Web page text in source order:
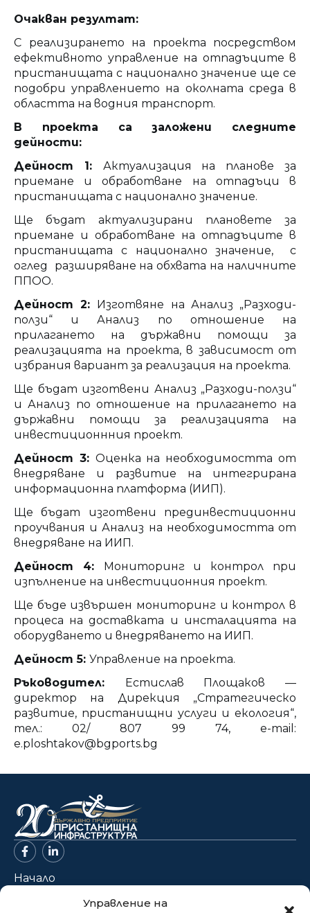
Управление на
Очакван резултат:
С реализирането на проекта посредством
ефективното управление на отпадъците в
пристанищата с национално значение ще се
подобри управлението на околната среда в
областта на водния транспорт.
В проекта са заложени следните
дейности:
Дейност 1: Актуализация на планове за
приемане и обработване на отпадъци в
пристанищата с национално значение.
Ще бъдат актуализирани плановете за
приемане и обработване на отпадъците в
пристанищата с национално значение, с
оглед разширяване на обхвата на наличните
ППОО.
Дейност 2: Изготвяне на Анализ „Разходи-
ползи“ и Анализ по отношение на
прилагането на държавни помощи за
реализацията на проекта, в зависимост от
избрания вариант за реализация на проекта.
Ще бъдат изготвени Анализ „Разходи-ползи“
и Анализ по отношение на прилагането на
държавни помощи за реализацията на
инвестиционнния проект.
Дейност 3: Оценка на необходимостта от
внедряване и развитие на интегрирана
информационна платформа (ИИП).
Ще бъдат изготвени прединвестиционни
проучвания и Анализ на необходимостта от
внедряване на ИИП.
Дейност 4: Мониторинг и контрол при
изпълнение на инвестиционния проект.
Ще бъде извършен мониторинг и контрол в
процеса на доставката и инсталацията на
оборудването и внедряването на ИИП.
Дейност 5: Управление на проекта.
Ръководител: Естислав Площаков —
директор на Дирекция „Стратегическо
развитие, пристанищни услуги и екология“,
тел.: 02/ 807 99 74, e-mail:
e.ploshtakov@bgports.bg
Начало